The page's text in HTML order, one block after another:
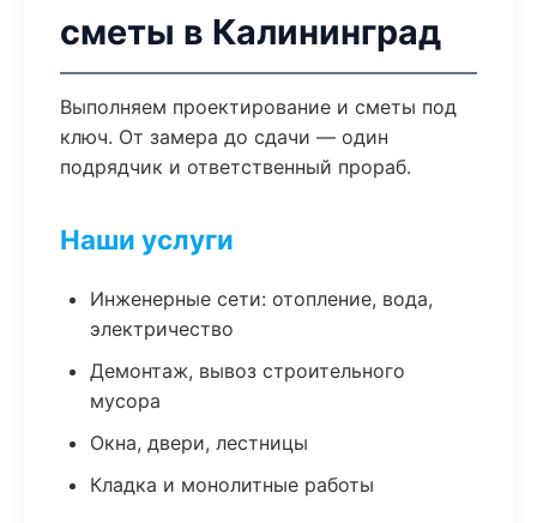
сметы в Калининград
Выполняем проектирование и сметы под
ключ. От замера до сдачи — один
подрядчик и ответственный прораб.
Наши услуги
Инженерные сети: отопление, вода,
электричество
Демонтаж, вывоз строительного
мусора
Окна, двери, лестницы
Кладка и монолитные работы